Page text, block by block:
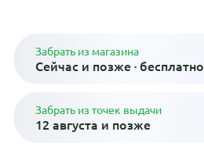
Забрать из магазина
Сейчас и позже · бесплатно
Забрать из точек выдачи
12 августа и позже